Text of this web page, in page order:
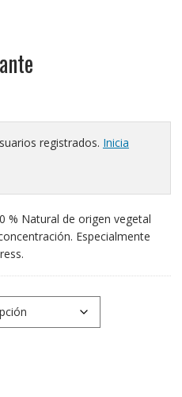
registrados. Inicia
% Natural de origen vegetal
Especialmente